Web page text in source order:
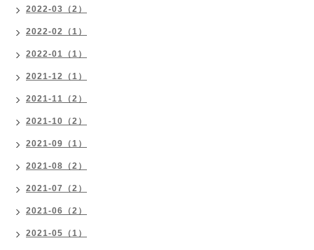
2022-03（2）
2022-02（1）
2022-01（1）
2021-12（1）
2021-11（2）
2021-10（2）
2021-09（1）
2021-08（2）
2021-07（2）
2021-06（2）
2021-05（1）